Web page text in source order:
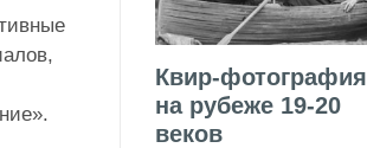
Квир-фотография
на рубеже 19-20
веков